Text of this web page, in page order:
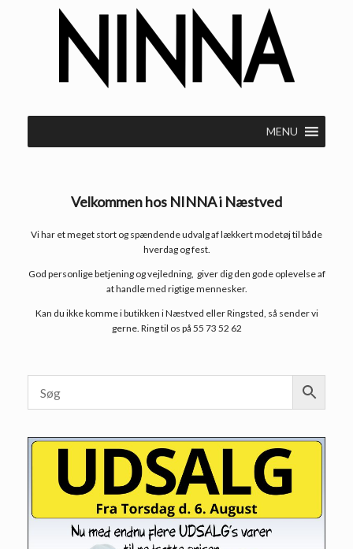
MENU
Velkommen hos NINNA i Næstved
Vi har et meget stort og spændende udvalg af lækkert modetøj til både
hverdag og fest.
God personlige betjening og vejledning, giver dig den gode oplevelse af
at handle med rigtige mennesker.
Kan du ikke komme i butikken i Næstved eller Ringsted, så sender vi
gerne. Ring til os på 55 73 52 62